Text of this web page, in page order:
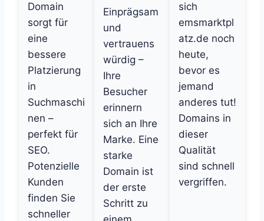
Domain
sorgt für
eine
bessere
Platzierung
in
Suchmaschi
nen –
perfekt für
SEO.
Potenzielle
Kunden
finden Sie
schneller
Einprägsam
und
vertrauens
würdig –
Ihre
Besucher
erinnern
sich an Ihre
Marke. Eine
starke
Domain ist
der erste
Schritt zu
sich
emsmarktpl
atz.de noch
heute,
bevor es
jemand
anderes tut!
Domains in
dieser
Qualität
sind schnell
vergriffen.